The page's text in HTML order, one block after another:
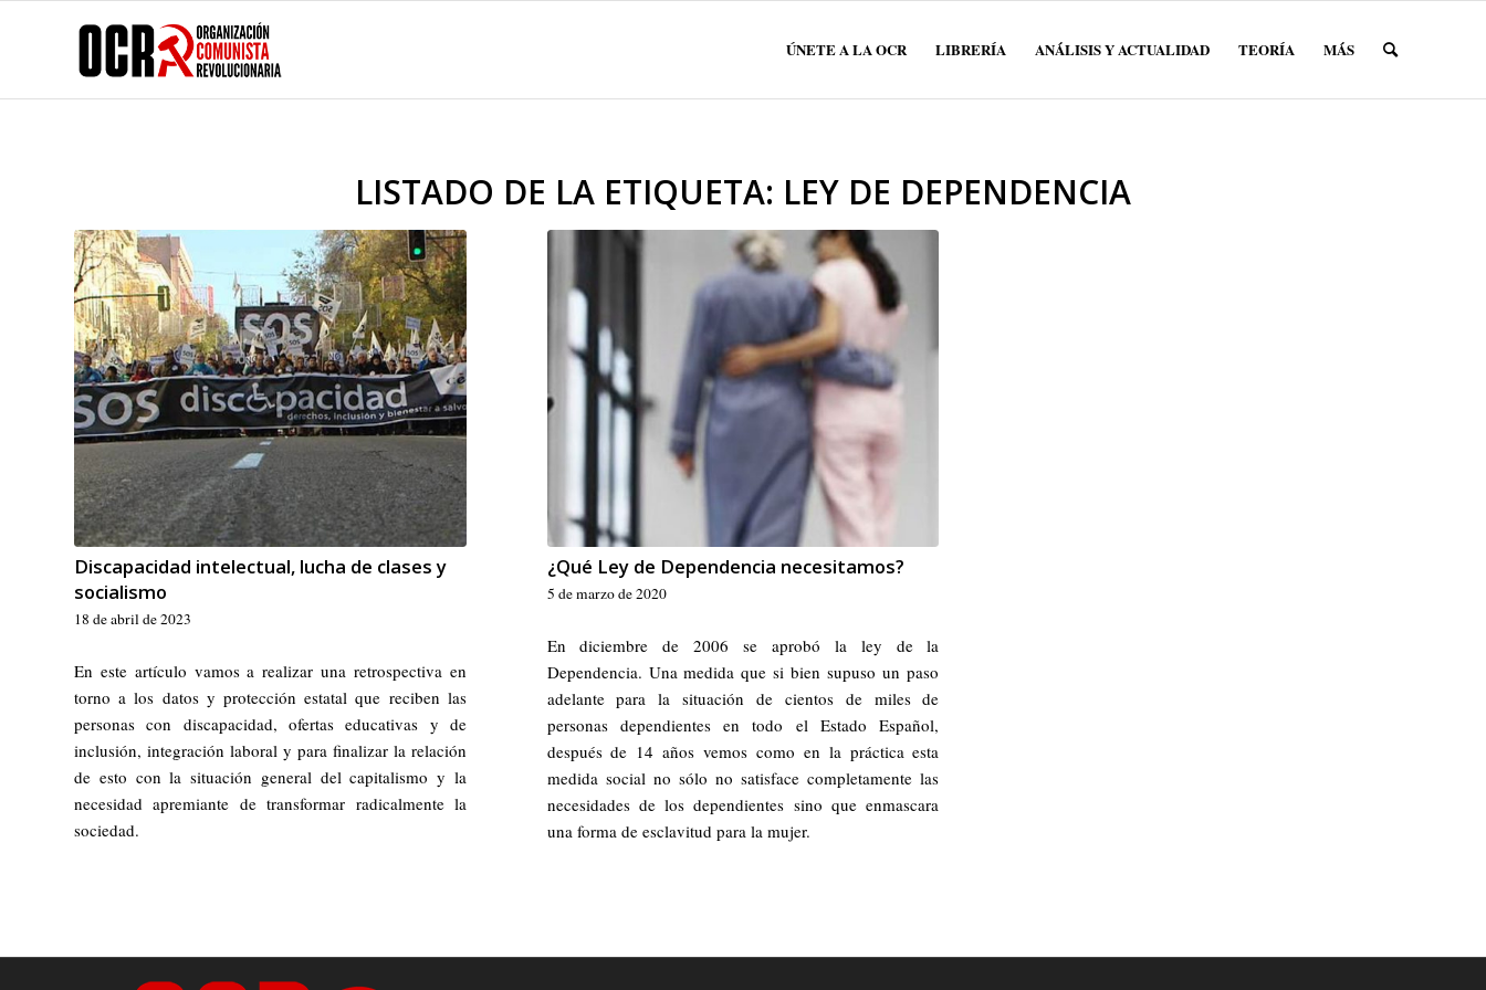
ÚNETE A LA OCR LIBRERÍA ANÁLISIS Y ACTUALIDAD TEORÍA MÁS
LISTADO DE LA ETIQUETA: LEY DE DEPENDENCIA
Discapacidad intelectual, lucha de clases y
socialismo
18 de abril de 2023
En este artículo vamos a realizar una retrospectiva en
torno a los datos y protección estatal que reciben las
personas con discapacidad, ofertas educativas y de
inclusión, integración laboral y para finalizar la relación
de esto con la situación general del capitalismo y la
necesidad apremiante de transformar radicalmente la
sociedad.
¿Qué Ley de Dependencia necesitamos?
5 de marzo de 2020
En diciembre de 2006 se aprobó la ley de la
Dependencia. Una medida que si bien supuso un paso
adelante para la situación de cientos de miles de
personas dependientes en todo el Estado Español,
después de 14 años vemos como en la práctica esta
medida social no sólo no satisface completamente las
necesidades de los dependientes sino que enmascara
una forma de esclavitud para la mujer.